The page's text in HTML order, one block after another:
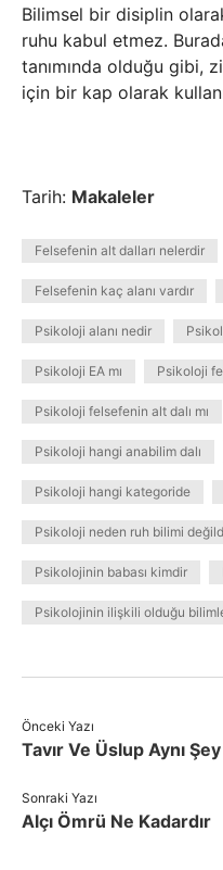
Bilimsel bir disiplin
ruhu kabul etmez.
tanımında olduğu gibi,
için bir kap olarak
Tarih: Makaleler
Felsefenin alt dalları nelerdir
Felsefenin kaç alanı vardır
Psikoloji alanı nedir
Psikoloji EA mı Psikoloji
Psikoloji felsefenin alt dalı mı
Psikoloji hangi anabilim dalı
Psikoloji hangi kategoride
Psikoloji neden ruh bilimi
Psikolojinin babası kimdir
Psikolojinin ilişkili olduğu
Önceki Yazı
Tavır Ve Üslup Aynı Şey
Sonraki Yazı
Alçı Ömrü Ne Kadardır